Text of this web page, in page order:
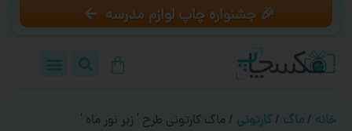
🎉 جشنواره چاپ لوازم مدرسه
خانه / ماگ / کارتونی / ماگ کارتونی طرح ‘ زیر نور ماه ‘